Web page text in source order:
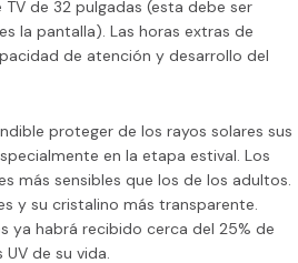
de 32 pulgadas (esta debe ser
la pantalla). Las horas extras de
de atención y desarrollo del
proteger de los rayos solares sus
en la etapa estival. Los
más sensibles que los de los adultos.
y su cristalino más transparente.
ya habrá recibido cerca del 25% de
de su vida.